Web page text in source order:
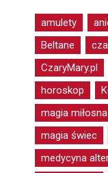
amulety
Beltane
CzaryMary.pl
horoskop
magia miłosna
magia świec
medycyna